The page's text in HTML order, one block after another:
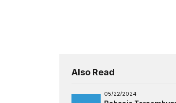
Also Read
05/22/2024